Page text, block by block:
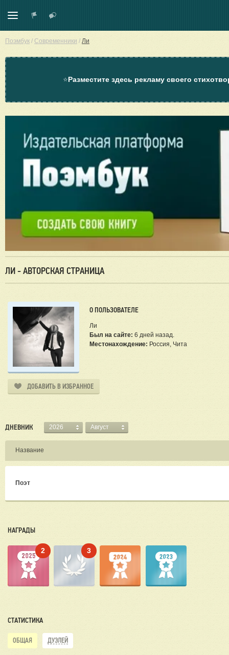
Поэмбук / Современники / Ли
⭐Разместите здесь рекламу своего
ЛИ - АВТОРСКАЯ СТРАНИЦА
О ПОЛЬЗОВАТЕЛЕ
Ли
Был на сайте: 6 дней назад.
Местонахождение: Россия, Чита
ДОБАВИТЬ В ИЗБРАННОЕ
ДНЕВНИК 2026 Август
Название
Поэт
НАГРАДЫ
2 3
СТАТИСТИКА
ОБЩАЯ ДУЭЛЕЙ